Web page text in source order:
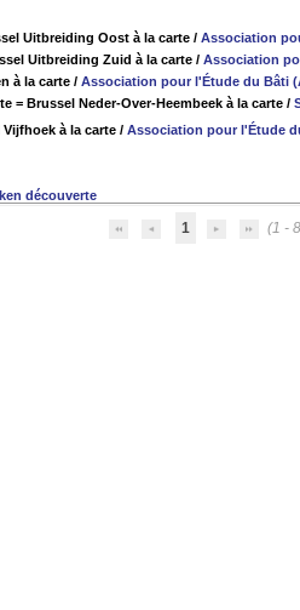
Uitbreiding Oost à la carte / Association
Uitbreiding Zuid à la carte / Association
à la carte / Association pour l'Étude du Bâti
= Brussel Neder-Over-Heembeek à la carte /
à la carte / Association pour l'Étude
découverte
1 (1 -